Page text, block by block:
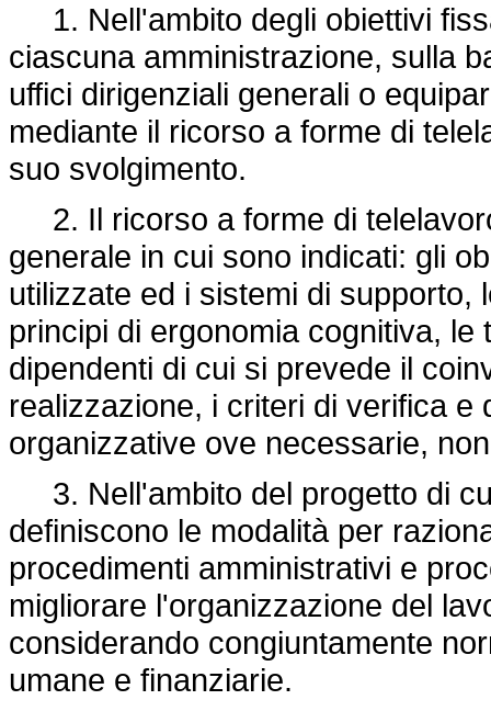
1. Nell'ambito degli obiettivi
ciascuna amministrazione, sulla
uffici dirigenziali generali o
mediante il ricorso a forme di
suo svolgimento.
2. Il ricorso a forme di
generale in cui sono indicati: gli
utilizzate ed i sistemi di supporto,
principi di ergonomia cognitiva,
dipendenti di cui si prevede il
realizzazione, i criteri di verifica e
organizzative ove necessarie,
3. Nell'ambito del progetto di
definiscono le modalità per
procedimenti amministrativi e
migliorare l'organizzazione del
considerando congiuntamente
umane e finanziarie.